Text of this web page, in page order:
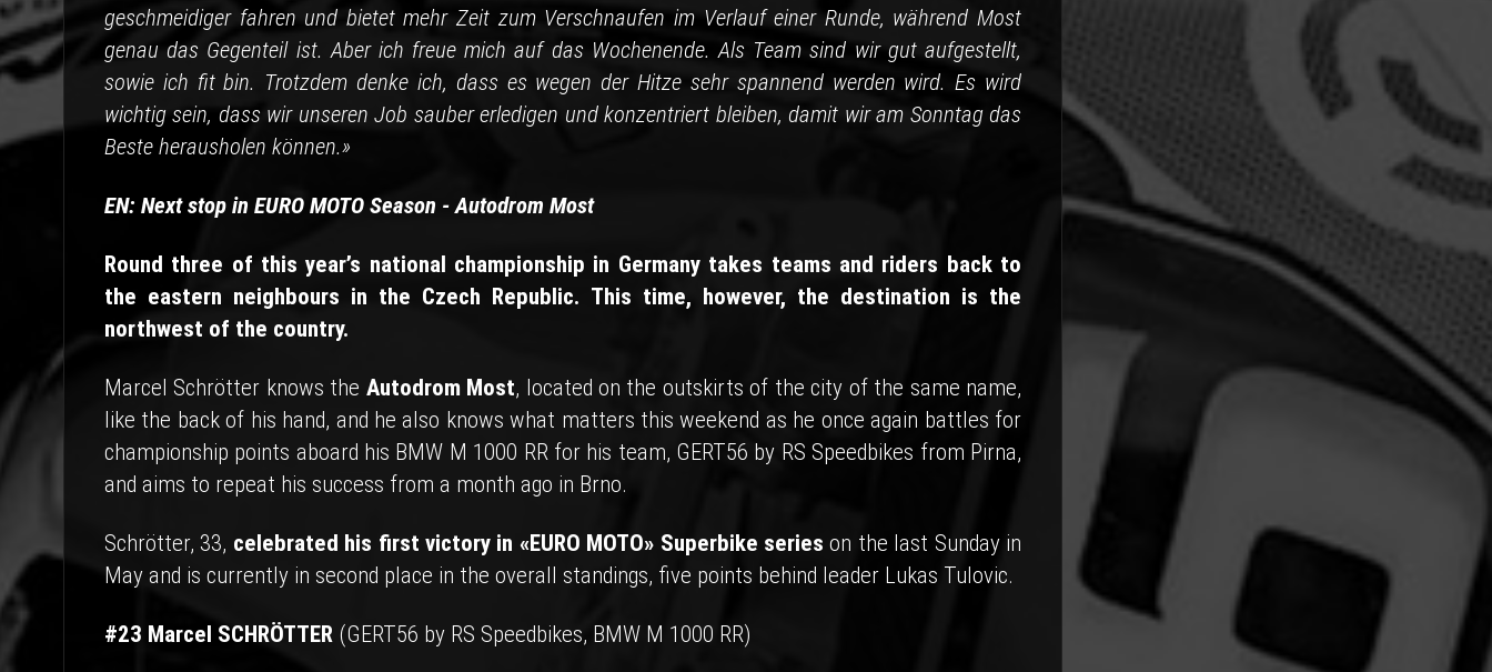
geschmeidiger fahren und bietet mehr Zeit zum Verschnaufen im Verlauf einer Runde, während Most
genau das Gegenteil ist. Aber ich freue mich auf das Wochenende. Als Team sind wir gut aufgestellt,
sowie ich fit bin. Trotzdem denke ich, dass es wegen der Hitze sehr spannend werden wird. Es wird
wichtig sein, dass wir unseren Job sauber erledigen und konzentriert bleiben, damit wir am Sonntag das
Beste herausholen können.»
EN: Next stop in EURO MOTO Season - Autodrom Most
Round three of this year’s national championship in Germany takes teams and riders back to
the eastern neighbours in the Czech Republic. This time, however, the destination is the
northwest of the country.
Marcel Schrötter knows the Autodrom Most, located on the outskirts of the city of the same name,
like the back of his hand, and he also knows what matters this weekend as he once again battles for
championship points aboard his BMW M 1000 RR for his team, GERT56 by RS Speedbikes from Pirna,
and aims to repeat his success from a month ago in Brno.
Schrötter, 33, celebrated his first victory in «EURO MOTO» Superbike series on the last Sunday in
May and is currently in second place in the overall standings, five points behind leader Lukas Tulovic.
#23 Marcel SCHRÖTTER (GERT56 by RS Speedbikes, BMW M 1000 RR)